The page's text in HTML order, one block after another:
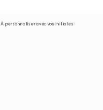
À personnaliser avec vos initiales